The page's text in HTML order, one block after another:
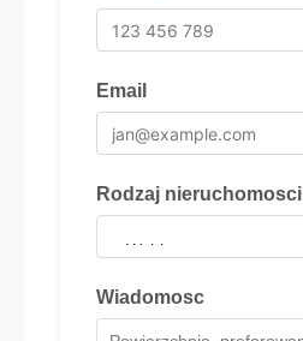
Email
Rodzaj nieruchomosci
Wiadomosc